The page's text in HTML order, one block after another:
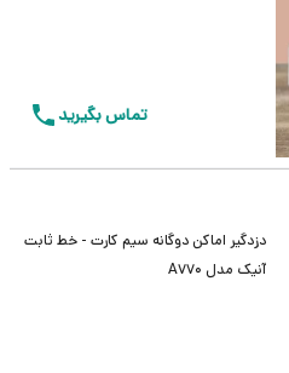
تماس بگیرید
دزدگیر اماکن دوگانه سیم کارت - خط ثابت
آنیک مدل A770